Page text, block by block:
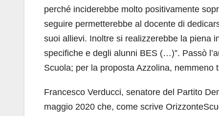
perché inciderebbe molto positivamente
seguire permetterebbe al docente di
suoi allievi. Inoltre si realizzerebbe la piena
specifiche e degli alunni BES (…)”. Passò
Scuola; per la proposta Azzolina,
Francesco Verducci, senatore del Partito
maggio 2020 che, come scrive